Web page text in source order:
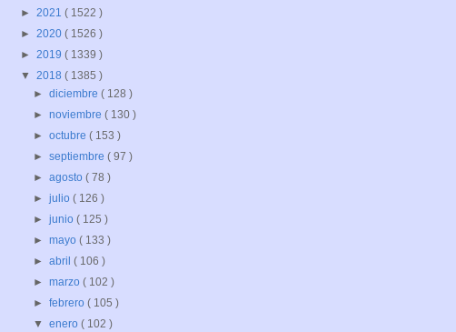
► 2021 ( 1522 )
► 2020 ( 1526 )
► 2019 ( 1339 )
▼ 2018 ( 1385 )
►diciembre( 128 )
►noviembre( 130 )
►octubre( 153 )
►septiembre( 97 )
►agosto( 78 )
►julio( 126 )
►junio( 125 )
►mayo( 133 )
►abril( 106 )
►marzo( 102 )
►febrero( 105 )
▼enero( 102 )